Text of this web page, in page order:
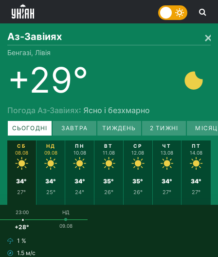
Аз-Завіиях
Бенгазі, Лівія
+29°
Погода Аз-Завіиях: Ясно і безхмарно
СЬОГОДНІ ЗАВТРА ТИЖДЕНЬ 2 ТИЖНІ
СБ
08.08
34°
27°
НД
09.08
34°
25°
ПН
10.08
34°
24°
ВТ
11.08
35°
26°
СР
12.08
35°
26°
ЧТ
13.08
34°
27°
ПТ
14.08
34°
27°
23:00
+28°
1 %
1.5 м/с
НД
09.08